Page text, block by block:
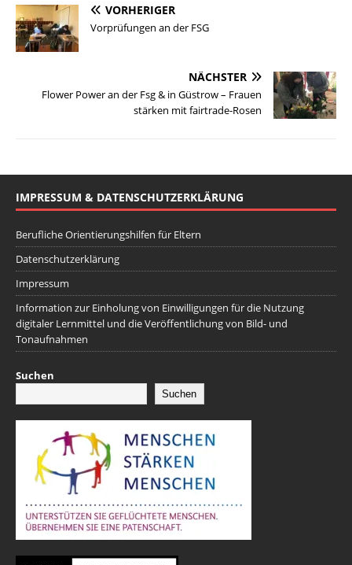
VORHERIGER
Vorprüfungen an der FSG
NÄCHSTER
Flower Power an der Fsg & in Güstrow – Frauen
stärken mit fairtrade-Rosen
IMPRESSUM & DATENSCHUTZERKLÄRUNG
Berufliche Orientierungshilfen für Eltern
Datenschutzerklärung
Impressum
Information zur Einholung von Einwilligungen für die Nutzung
digitaler Lernmittel und die Veröffentlichung von Bild- und
Tonaufnahmen
Suchen
Suchen